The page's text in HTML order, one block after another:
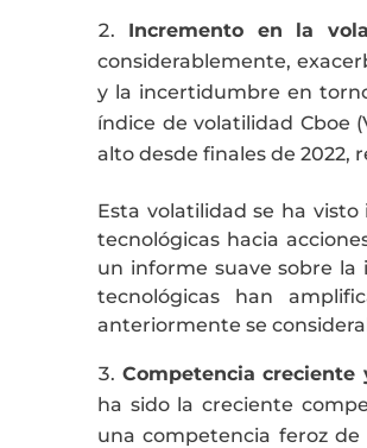
Incremento en la
considerablemente,
y la incertidumbre en
índice de volatilidad Cboe
alto desde finales de 2022,
Esta volatilidad se ha
tecnológicas hacia
un informe suave sobre la
tecnológicas han
anteriormente se
Competencia
ha sido la creciente
una competencia feroz